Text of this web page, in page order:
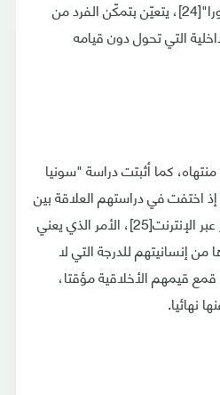
الأخلاقي، كما يصفه "باندورا"[24]، يتعيّن بتمكّن الفرد من
التي تحول دون قيامه
كما أثبتت دراسة "سونيا
إذ اختفت في دراستهم العلاقة بين
الانفصال الأخلاقي والتنمّر عبر الإنترنت[25]، الأمر الذي يعني
إنسانيتهم للدرجة التي لا
قيمهم الأخلاقية مؤقتا،
نهائيا.